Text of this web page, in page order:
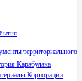
территориального
Карабулака
Корпорации